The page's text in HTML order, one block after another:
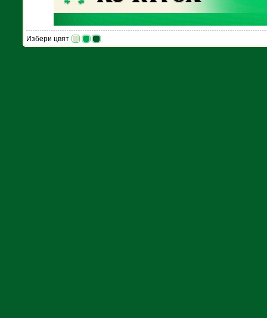
Избери цвят